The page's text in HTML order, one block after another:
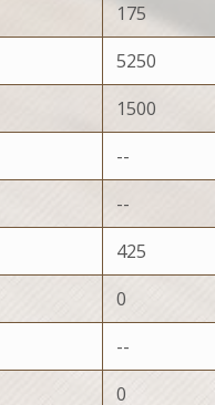
175
5250
1500
--
--
425
0
--
0